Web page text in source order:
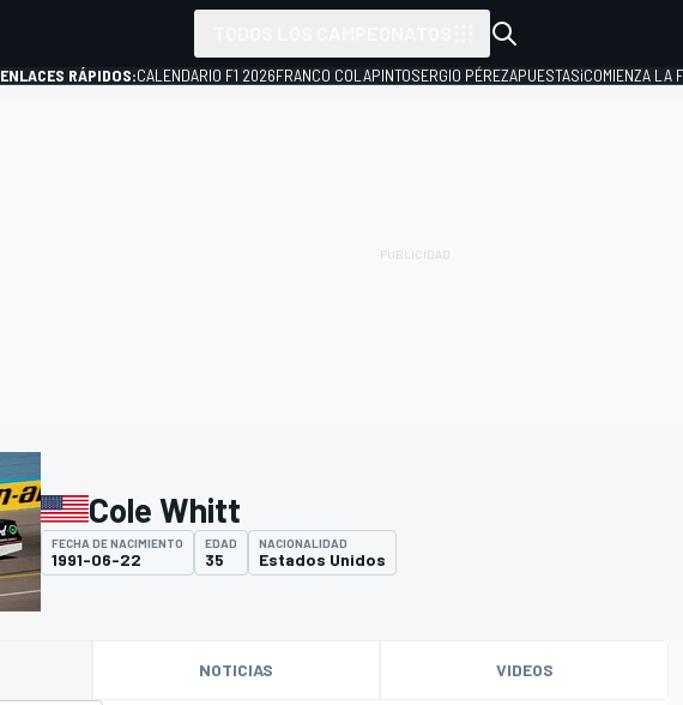
ENLACES RÁPIDOS:CALENDARIO F1 2026FRANCO COLAPINTOSERGIO PÉREZAPUESTAS¡COMIENZA LA
Cole Whitt
FECHA DE NACIMIENTO
1991-06-22
EDAD
35
NACIONALIDAD
Estados Unidos
NOTICIAS VIDEOS